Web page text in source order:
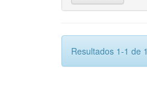
Resultados 1-1 de